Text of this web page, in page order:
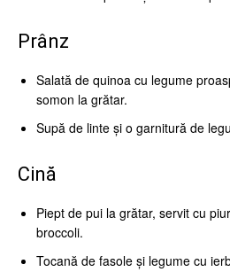
Prânz
Salată de quinoa cu legume
somon la grătar.
Supă de linte și o garnitură de
Cină
Piept de pui la grătar, servit cu
broccoli.
Tocană de fasole și legume cu